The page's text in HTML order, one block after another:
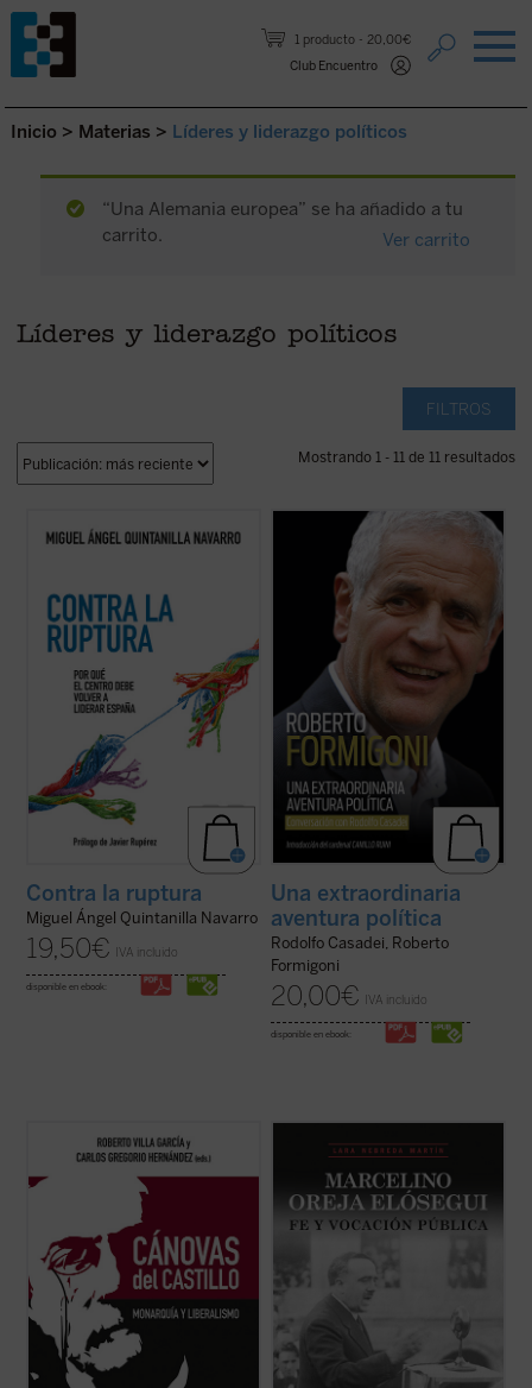
1 producto
20,00€
Club Encuentro
Saltar al contenido.
Inicio > Materias > Líderes y liderazgo políticos
“Una Alemania europea” se ha añadido a tu
carrito.
Ver carrito
Líderes y liderazgo políticos
FILTROS
Mostrando 1 - 11 de 11 resultados
Este libro describe, con claridad y precisión
analítica, la trayectoria del sistema político
izquierda, de ...
(ver ficha)
Contra la ruptura
Miguel Ángel Quintanilla Navarro
19,50€ IVA incluido
disponible en ebook:
Este libro relata sesenta años de historia
de Italia, vividos y vistos a través de los
ojos de un joven político extraordinario de
la región de Lombardía. No es solo la
historia de un individuo, sino también la
historia de un pueblo ...
(ver ficha)
Una extraordinaria
aventura política
Rodolfo Casadei, Roberto
Formigoni
20,00€ IVA incluido
disponible en ebook:
Este volumen es una aproximación
biográfica al personaje a partir de las
desde el centenario de su fallecimiento, y
abarca su ejecutoria como ministro de
Isabel II hasta su último y difícil gobierno, ...
mi padre, a quien no conocí, ya que fue
asesinado en Mondragón el 5 de octubre de
1934 estando mi madre embarazada de su
primer y único hijo; yo nací el 13 de febrero
Hace años ...(ver ficha)